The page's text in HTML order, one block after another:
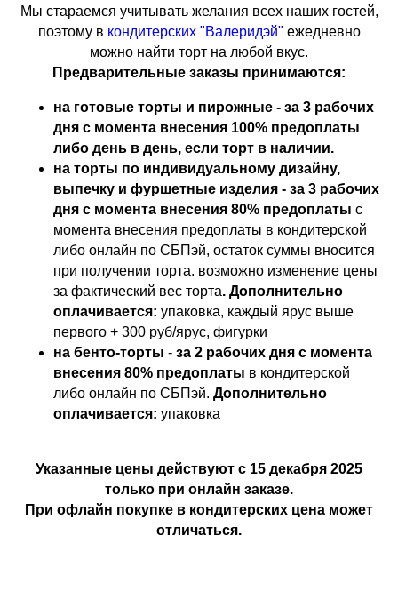
Мы стараемся учитывать желания всех наших гостей,
поэтому в кондитерских "Валеридэй" ежедневно
можно найти торт на любой вкус.
Предварительные заказы принимаются:
на готовые торты и пирожные - за 3 рабочих
дня с момента внесения 100% предоплаты
либо день в день, если торт в наличии.
на торты по индивидуальному дизайну,
выпечку и фуршетные изделия - за 3 рабочих
дня с момента внесения 80% предоплаты с
момента внесения предоплаты в кондитерской
либо онлайн по СБПэй, остаток суммы вносится
при получении торта. возможно изменение цены
за фактический вес торта. Дополнительно
оплачивается: упаковка, каждый ярус выше
первого + 300 руб/ярус, фигурки
на бенто-торты - за 2 рабочих дня с момента
внесения 80% предоплаты в кондитерской
либо онлайн по СБПэй. Дополнительно
оплачивается: упаковка
Указанные цены действуют с 15 декабря 2025
только при онлайн заказе.
При офлайн покупке в кондитерских цена может
отличаться.